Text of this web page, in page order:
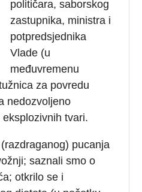
političara, saborskog
zastupnika, ministra i
potpredsjednika
Vlade (u
međuvremenu
za povredu
nedozvoljeno
tvari.
pucanja
saznali smo o
otkrilo se i